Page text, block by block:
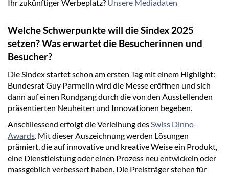
Ihr zukünftiger Werbeplatz? Unsere Mediadaten
Welche Schwerpunkte will die Sindex 2025
setzen? Was erwartet die Besucherinnen und
Besucher?
Die Sindex startet schon am ersten Tag mit einem Highlight:
Bundesrat Guy Parmelin wird die Messe eröffnen und sich
dann auf einen Rundgang durch die von den Ausstellenden
präsentierten Neuheiten und Innovationen begeben.
Anschliessend erfolgt die Verleihung desSwiss Dinno-
Awards. Mit dieser Auszeichnung werden Lösungen
prämiert, die auf innovative und kreative Weise ein Produkt,
eine Dienstleistung oder einen Prozess neu entwickeln oder
massgeblich verbessert haben. Die Preisträger stehen für